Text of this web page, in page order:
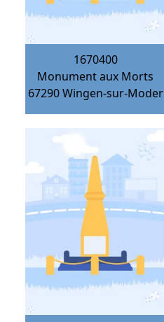
1670400
Monument aux Morts
67290 Wingen-sur-Moder